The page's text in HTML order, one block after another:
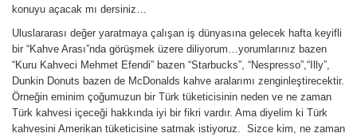
konuyu açacak mı dersiniz…
Uluslararası değer yaratmaya çalışan iş dünyasına gelecek hafta keyifli
bir “Kahve Arası”nda görüşmek üzere diliyorum…yorumlarınız bazen
“Kuru Kahveci Mehmet Efendi” bazen “Starbucks”, “Nespresso”,“Illy”,
Dunkin Donuts bazen de McDonalds kahve aralarımı zenginleştirecektir.
Örneğin eminim çoğumuzun bir Türk tüketicisinin neden ve ne zaman
Türk kahvesi içeceği hakkında iyi bir fikri vardır. Ama diyelim ki Türk
kahvesini Amerikan tüketicisine satmak istiyoruz. Sizce kim, ne zaman